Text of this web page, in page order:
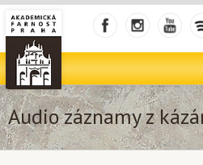
Audio záznamy z